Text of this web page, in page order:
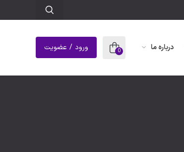
درباره ما 0 ورود / عضویت